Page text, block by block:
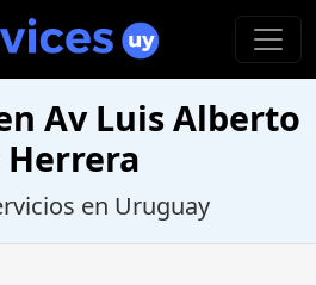
Av Luis Alberto
Herrera
en Uruguay